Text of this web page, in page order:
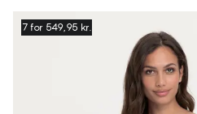
7 for 549,95 kr.